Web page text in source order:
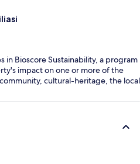
in Bioscore Sustainability, a program
impact on one or more of the
cultural-heritage, the local